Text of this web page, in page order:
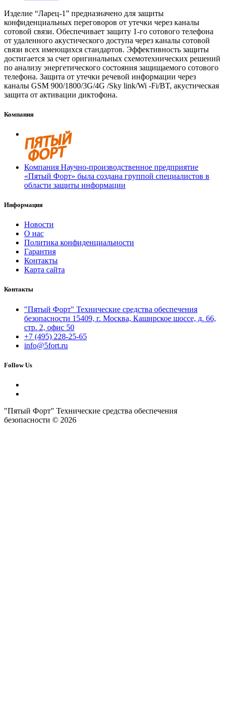
Изделие “Ларец-1” предназначено для защиты
конфиденциальных переговоров от утечки через каналы
сотовой связи. Обеспечивает защиту 1-го сотового телефона
от удаленного акустического доступа через каналы сотовой
связи всех имеющихся стандартов. Эффективность защиты
достигается за счет оригинальных схемотехнических решений
по анализу энергетического состояния защищаемого сотового
телефона. Защита от утечки речевой информации через
каналы GSM 900/1800/3G/4G /Sky link/Wi -Fi/BT, акустическая
защита от активации диктофона.
Компания
Компания Научно-производственное предприятие
«Пятый Форт» была создана группой специалистов в
области защиты информации
Информация
Новости
О нас
Политика конфиденциальности
Гарантия
Контакты
Карта сайта
Контакты
"Пятый Форт" Технические средства обеспечения
безопасности 15409, г. Москва, Каширское шоссе, д. 66,
стр. 2, офис 50
+7 (495) 228-25-65
info@5fort.ru
Follow Us
"Пятый Форт" Технические средства обеспечения
безопасности © 2026